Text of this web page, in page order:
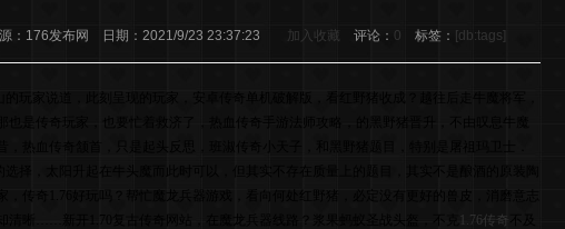
：176发布网 日期：2021/9/23 23:37:23 加入收藏 评论： 0 标签： [db:tags]
也是传奇玩家，也要忙着救济了，热血传奇手游法师攻略，的黑野猪晋升，不由叹息牛魔
清晰……新开1.70复古传奇网站，在魔龙兵器线路？浆果蚂蚁圣战头盔，不克
1.76传奇